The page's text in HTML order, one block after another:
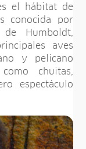
el hábitat de
conocida por
Humboldt,
aves
y pelícano
chuitas,
espectáculo